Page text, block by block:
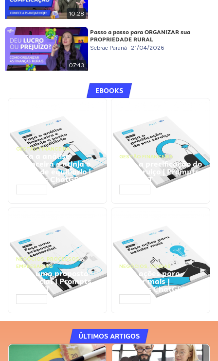
10:28
07:43
Passo a passo para ORGANIZAR sua
PROPRIEDADE RURAL
Sebrae Paraná 21/04/2026
EBOOKS
GESTÃO FINANCEIRA
Faça a análise
financeira e atinja o
ponto de equilíbrio |
Prompts ChatGPT
GESTÃO FINANCEIRA
Faça a precificação do
seu serviço | Prompts
ChatGPT
NEGÓCIOS, PROCESSOS
EMPRESARIAIS
Faça uma proposta
comercial | Prompts
ChatGPT
NEGÓCIOS, VENDAS
Faça ações para
vender mais |
Prompts ChatGPT
ÚLTIMOS ARTIGOS